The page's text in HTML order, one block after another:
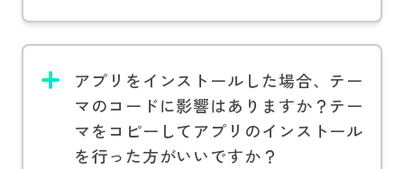
アプリをインストールした場合、テー
マのコードに影響はありますか？テー
マをコピーしてアプリのインストール
を行った方がいいですか？